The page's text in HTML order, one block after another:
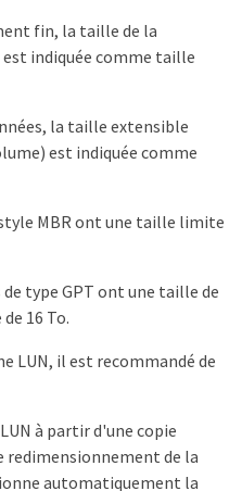
fin, la taille de la
indiquée comme taille
la taille extensible
est indiquée comme
MBR ont une taille limite
type GPT ont une taille de
16 To.
LUN, il est recommandé de
à partir d'une copie
redimensionnement de la
automatiquement la